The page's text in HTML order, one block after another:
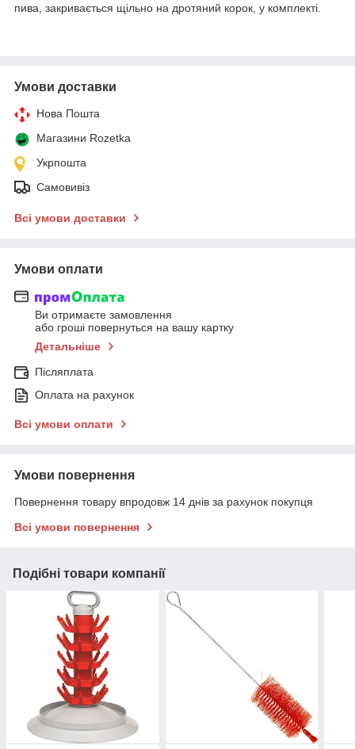
пива, закривається щільно на дротяний корок, у комплекті.
Умови доставки
Нова Пошта
Магазини Rozetka
Укрпошта
Самовивіз
Всі умови доставки
Умови оплати
Ви отримаєте замовлення
або гроші повернуться на вашу картку
Детальніше
Післяплата
Оплата на рахунок
Всі умови оплати
Умови повернення
Повернення товару впродовж 14 днів за рахунок покупця
Всі умови повернення
Подібні товари компанії